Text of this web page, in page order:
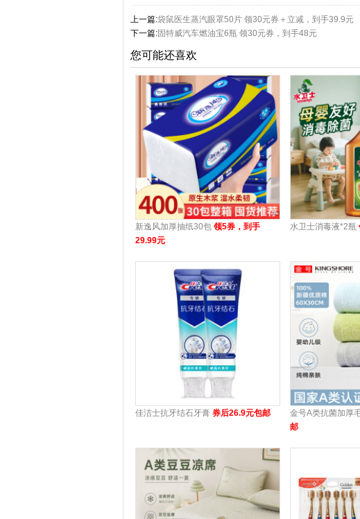
上一篇:袋鼠医生蒸汽眼罩50片 领30元券＋立减，到手39.9元
下一篇:固特威汽车燃油宝6瓶 领30元券，到手48元
您可能还喜欢
新逸风加厚抽纸30包 领5券，到手
29.99元
水卫士消毒液*2瓶
佳洁士抗牙结石牙膏 券后26.9元包邮 金号A类抗菌加厚
邮